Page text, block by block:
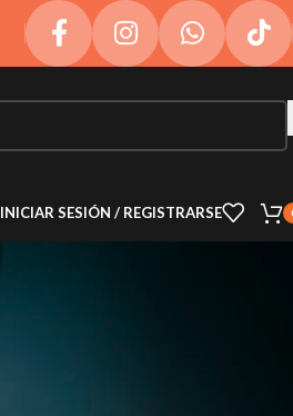
INICIAR SESIÓN / REGISTRARSE